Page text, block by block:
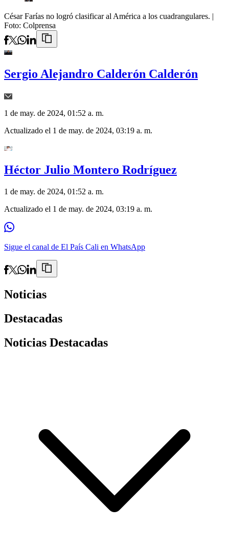
César Farías no logró clasificar al América a los cuadrangulares. |
Foto: Colprensa
Sergio Alejandro Calderón Calderón
1 de may. de 2024, 01:52 a. m.
Actualizado el 1 de may. de 2024, 03:19 a. m.
Héctor Julio Montero Rodríguez
1 de may. de 2024, 01:52 a. m.
Actualizado el 1 de may. de 2024, 03:19 a. m.
Sigue el canal de El País Cali en WhatsApp
Noticias
Destacadas
Noticias Destacadas